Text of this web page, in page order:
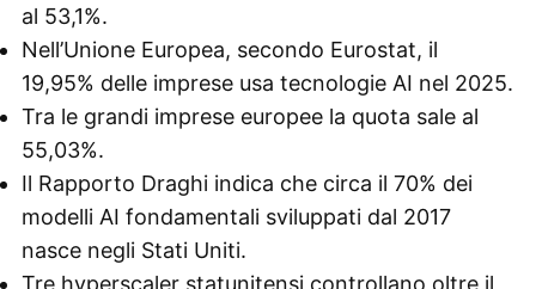
al 53,1%.
Nell’Unione Europea, secondo Eurostat, il
19,95% delle imprese usa tecnologie AI nel 2025.
Tra le grandi imprese europee la quota sale al
55,03%.
Il Rapporto Draghi indica che circa il 70% dei
modelli AI fondamentali sviluppati dal 2017
nasce negli Stati Uniti.